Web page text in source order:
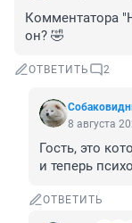
Комментатора
он? 🤣
ОТВЕТИТЬ 2
8 августа
Гость, это
и теперь
ОТВЕТИТЬ